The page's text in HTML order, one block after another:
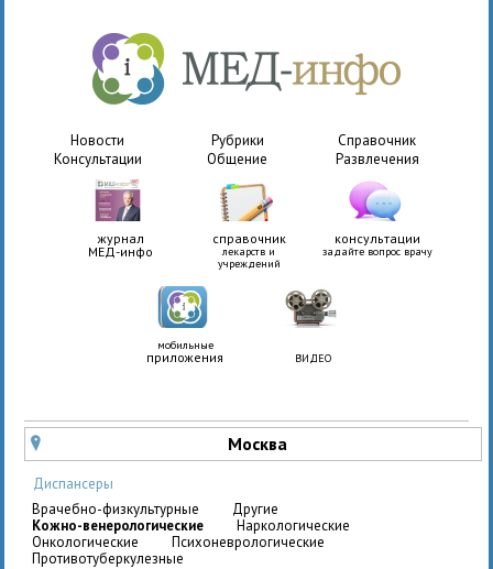
Новости Рубрики
Справочник
Консультации
Общение Развлечения
журнал
МЕД-инфо
справочник
лекарств и
учреждений
консультации
задайте вопрос врачу
мобильные
приложения ВИДЕО
u Москва
Диспансеры
врачебно-физкультурные
другие
кожно-венерологические
наркологические
онкологические
психоневрологические
противотуберкулезные